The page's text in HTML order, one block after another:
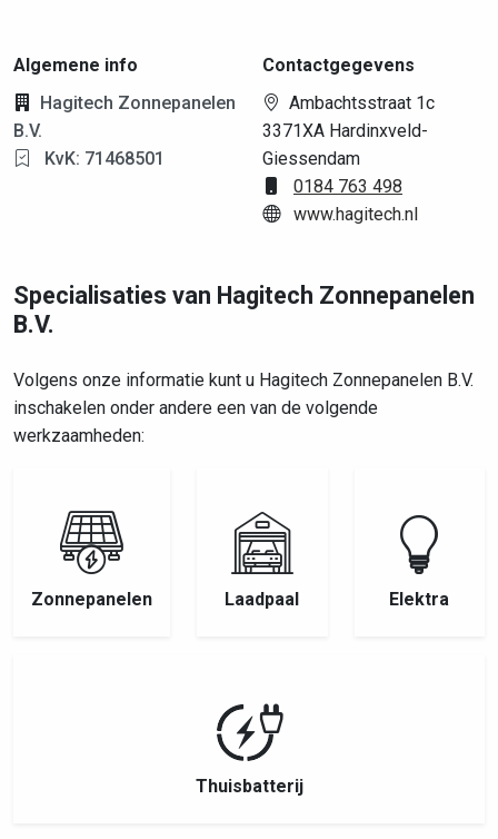
Algemene info
Hagitech Zonnepanelen
B.V.
KvK: 71468501
Contactgegevens
Ambachtsstraat 1c
3371XA Hardinxveld-
Giessendam
0184 763 498
www.hagitech.nl
Specialisaties van Hagitech Zonnepanelen
B.V.
Volgens onze informatie kunt u Hagitech Zonnepanelen B.V.
inschakelen onder andere een van de volgende
werkzaamheden:
Zonnepanelen Laadpaal Elektra
Thuisbatterij